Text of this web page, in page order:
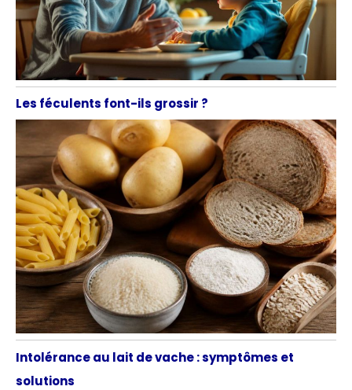
Les féculents font-ils grossir ?
Intolérance au lait de vache : symptômes et
solutions